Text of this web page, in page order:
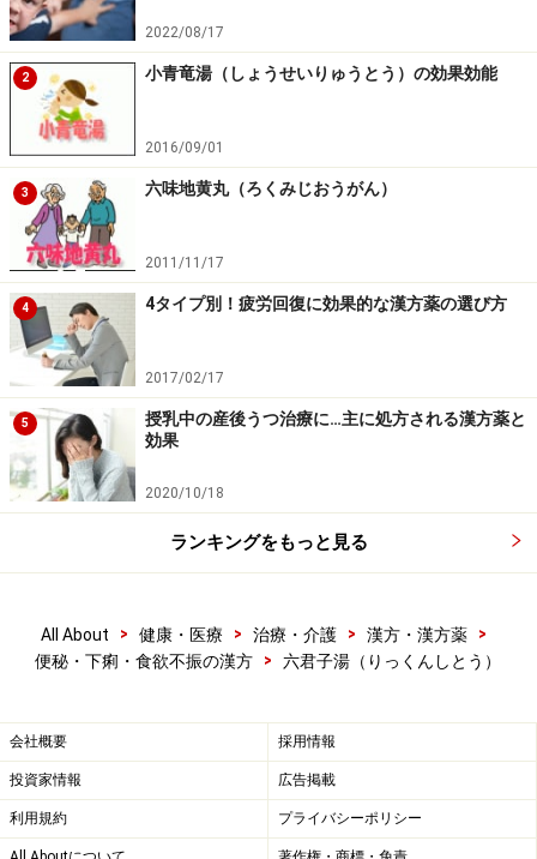
「六君子湯」が買える場所
漢方薬局や病院、診療所、ドラッグストアなどです。
代表的な商品名：（アイウエオ順）
クラシエ漢方 六君子湯エキス顆粒 （クラシエ薬
品）
コタロー六君子湯エキス錠 （小太郎漢方製薬）
ツムラ漢方六君子湯エキス顆粒 （ツムラ）
六君子湯Ａエキス細粒「分包」 （（三和生薬）
六君子湯エキス細粒 （松浦漢方）
「六君子湯」の漢方的メカニズム＜中級者
向けトリビア＞
水分代謝を良くし、消化器系や呼吸器系の機能を高める
るので、空腹感がなくても食べられるような脾の衰えだ
けでなく、食べると吐き気をもよおすような胃の不快感
2022/08/17
2 小青竜湯（しょうせいりゅうとう）の効果効能
2016/09/01
3 六味地黄丸（ろくみじおうがん）
2011/11/17
4 4タイプ別！疲労回復に効果的な漢方薬の選び方
2017/02/17
5
授乳中の産後うつ治療に…主に処方される漢方薬と
効果
2020/10/18
ランキングをもっと見る
All About > 健康・医療 > 治療・介護 > 漢方・漢方薬
>
便秘・下痢・食欲不振の漢方
> 六君子湯（りっくんしとう）
会社概要 採用情報
投資家情報 広告掲載
利用規約 プライバシーポリシー